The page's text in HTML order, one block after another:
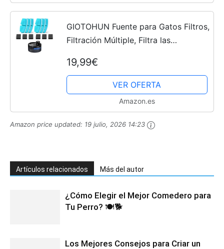
GIOTOHUN Fuente para Gatos Filtros,
Filtración Múltiple, Filtra las
Agua, Bebedero Gatos 6 Filtros de
Carbón + 6 Filtros...
19,99€
VER OFERTA
Amazon.es
Amazon price updated: 19 julio, 2026 14:23
Artículos relacionados Más del autor
¿Cómo Elegir el Mejor Comedero para
Tu Perro? 🍽️🐕
Los Mejores Consejos para Criar un